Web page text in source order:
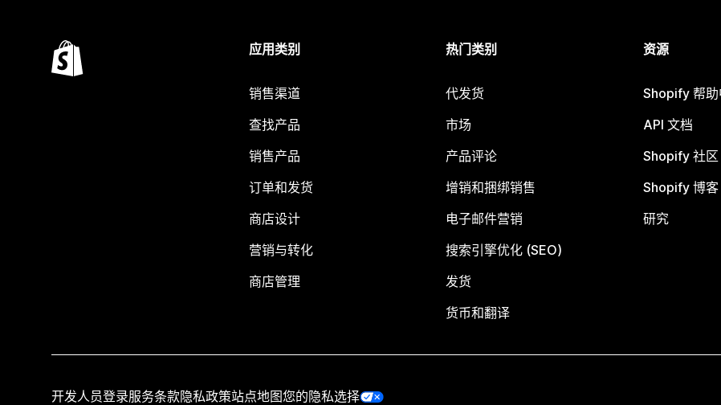
应用类别
销售渠道
查找产品
销售产品
订单和发货
商店设计
营销与转化
商店管理
热门类别
代发货
市场
产品评论
增销和捆绑销售
电子邮件营销
搜索引擎优化 (SEO)
发货
货币和翻译
资源
Shopify 帮助
API 文档
Shopify 社区
Shopify 博客
研究
开发人员登录服务条款隐私政策站点地图您的隐私选择